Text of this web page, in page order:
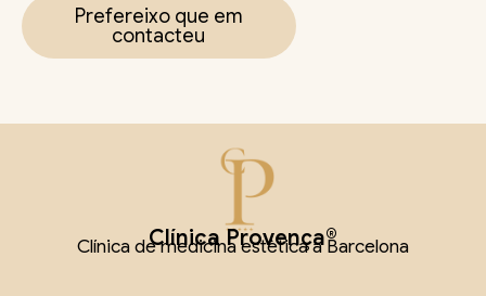
Prefereixo que em
contacteu
Clínica Provença®
Clínica de medicina estètica a Barcelona